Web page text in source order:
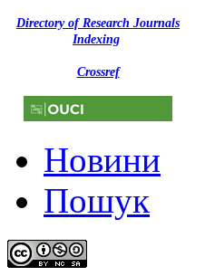
Directory of Research Journals
Indexing
Crossref
Новини
Пошук